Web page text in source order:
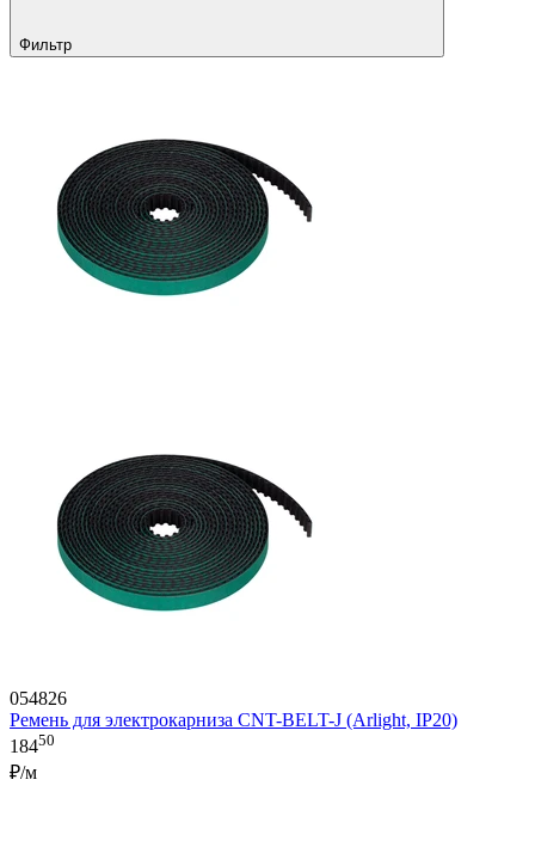
Фильтр
054826
Ремень для электрокарниза CNT-BELT-J (Arlight, IP20)
18450
₽/м